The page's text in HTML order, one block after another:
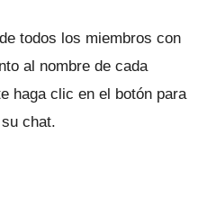
todos los miembros con
al nombre de cada
haga clic en el botón para
chat.